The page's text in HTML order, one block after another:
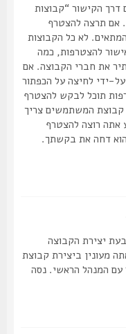
“קבוצות
להצטרף
לא כל הקבוצות
להצטרפות, כמה
את חברי הקבוצה. אם
לחיצה על הכפתור
לבקש להצטרף
המשתמשים צריך
רוצה להצטרף
את בקשתך.
הקבוצה
ביצירת קבוצת
הראשי. נסה